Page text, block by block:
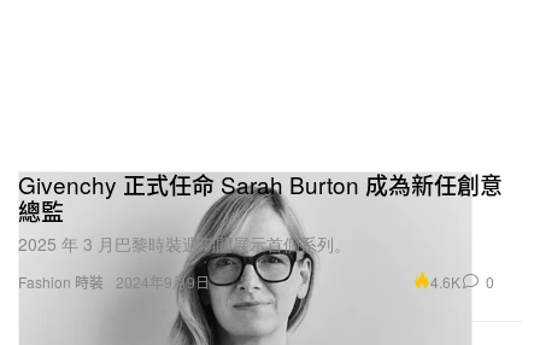
Fashion 時裝
Givenchy 正式任命 Sarah Burton 成為新任創意
總監
2025 年 3 月巴黎時裝週期間展示首個系列。
2024年9月9日 4.6K 0